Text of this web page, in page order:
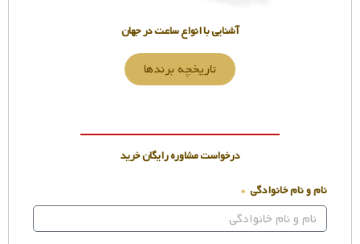
آشنایی با انواع ساعت در جهان
تاریخچه برندها
درخواست مشاوره رایگان خرید
نام و نام خانوادگی